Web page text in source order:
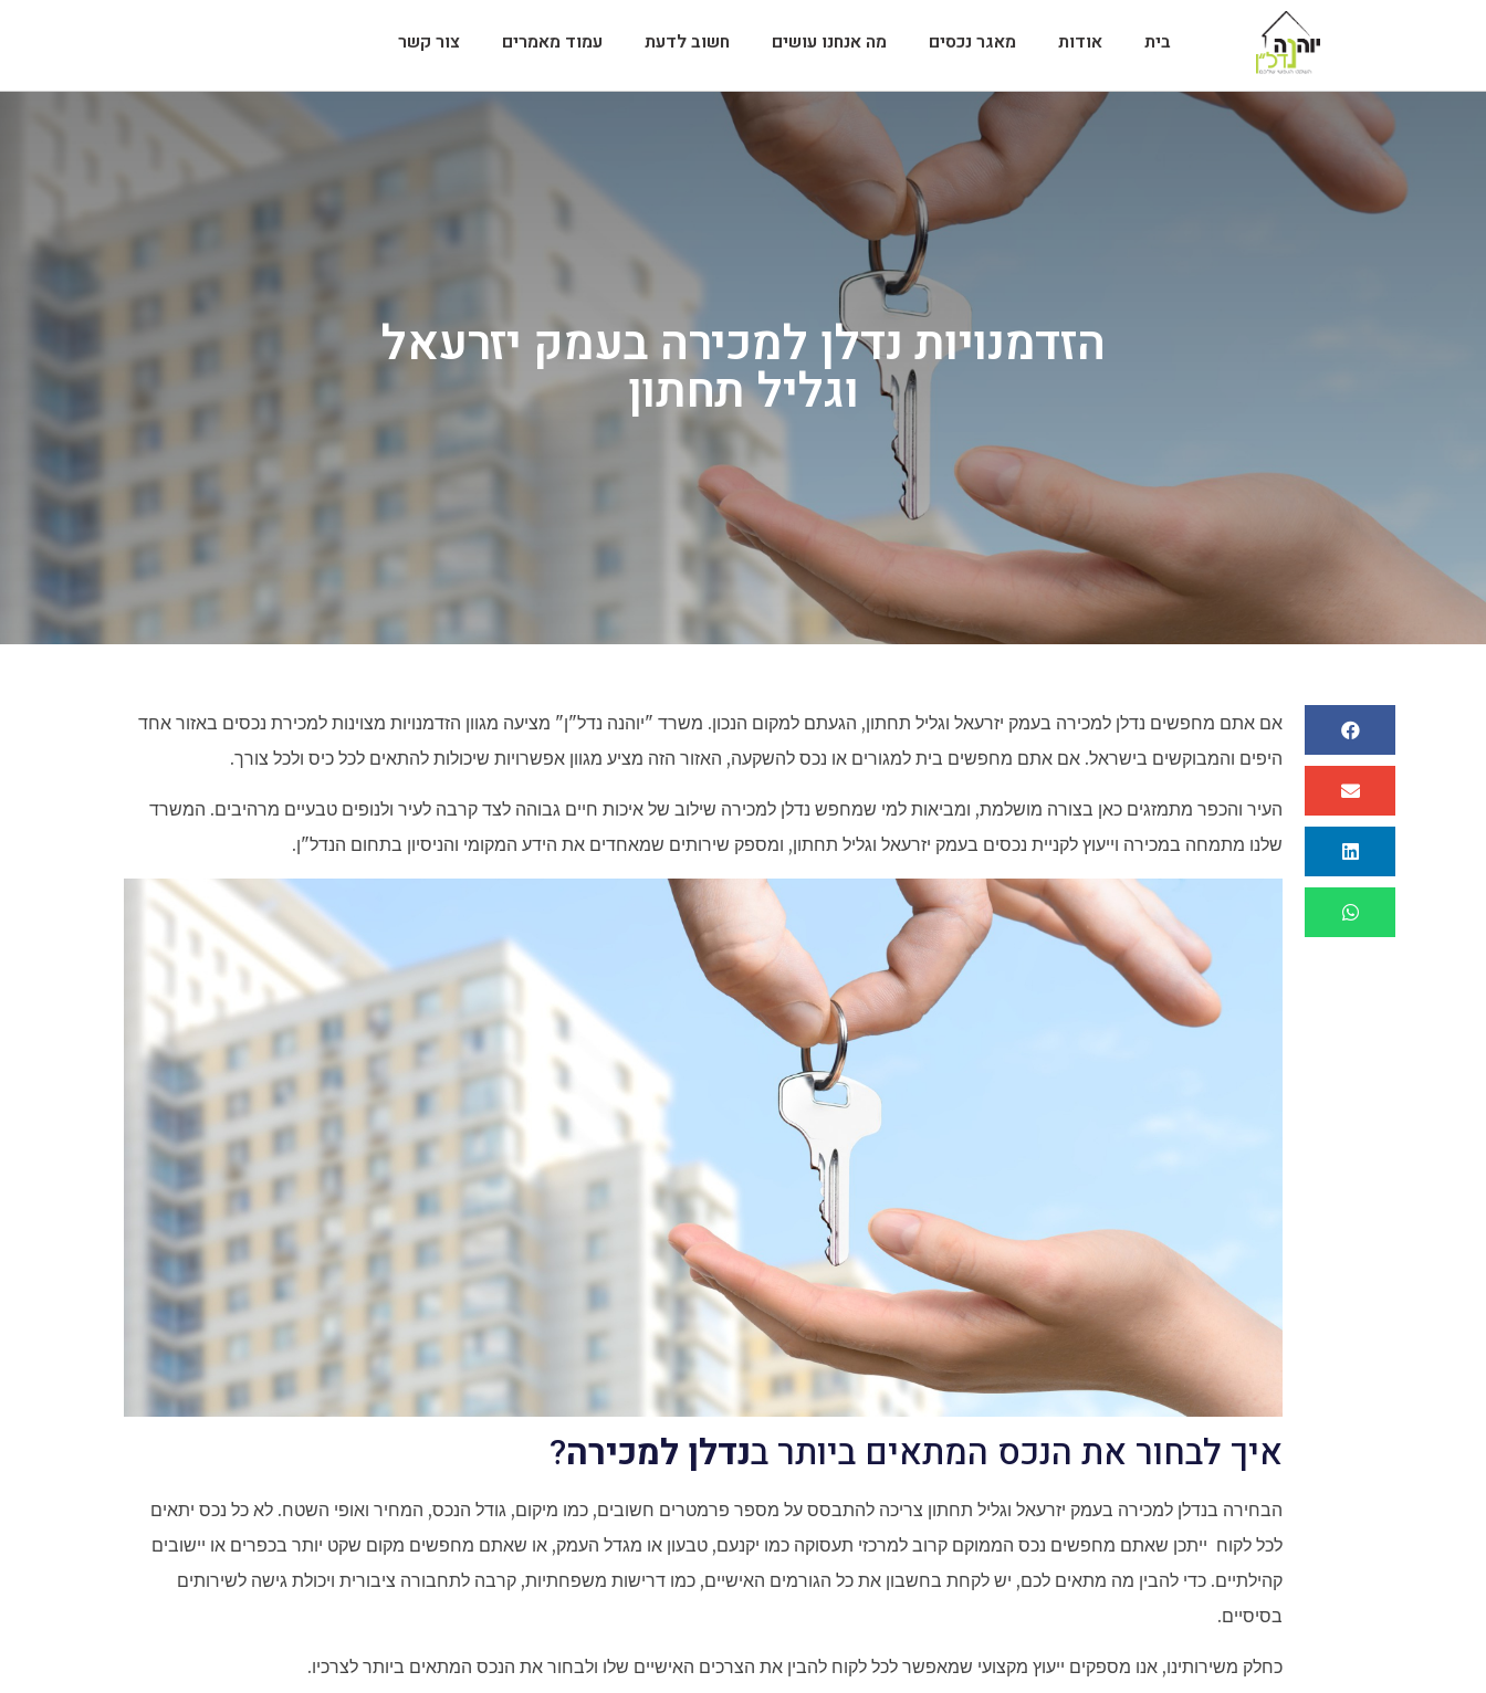
בית אודות מאגר נכסים מה אנחנו עושים חשוב לדעת עמוד מאמרים צור קשר
הזדמנויות נדלן למכירה בעמק יזרעאל
וגליל תחתון
אם אתם מחפשים נדלן למכירה בעמק יזרעאל וגליל תחתון, הגעתם למקום הנכון. משרד "יוהנה נדל"ן" מציעה מגוון הזדמנויות מצוינות למכירת נכסים באזור אחד
היפים והמבוקשים בישראל. אם אתם מחפשים בית למגורים או נכס להשקעה, האזור הזה מציע מגוון אפשרויות שיכולות להתאים לכל כיס ולכל צורך.
העיר והכפר מתמזגים כאן בצורה מושלמת, ומביאות למי שמחפש נדלן למכירה שילוב של איכות חיים גבוהה לצד קרבה לעיר ולנופים טבעיים מרהיבים. המשרד
שלנו מתמחה במכירה וייעוץ לקניית נכסים בעמק יזרעאל וגליל תחתון, ומספק שירותים שמאחדים את הידע המקומי והניסיון בתחום הנדל"ן.
איך לבחור את הנכס המתאים ביותר בנדלן למכירה?
הבחירה בנדלן למכירה בעמק יזרעאל וגליל תחתון צריכה להתבסס על מספר פרמטרים חשובים, כמו מיקום, גודל הנכס, המחיר ואופי השטח. לא כל נכס יתאים
לכל לקוח ייתכן שאתם מחפשים נכס הממוקם קרוב למרכזי תעסוקה כמו יקנעם, טבעון או מגדל העמק, או שאתם מחפשים מקום שקט יותר בכפרים או יישובים
קהילתיים. כדי להבין מה מתאים לכם, יש לקחת בחשבון את כל הגורמים האישיים, כמו דרישות משפחתיות, קרבה לתחבורה ציבורית ויכולת גישה לשירותים
בסיסיים.
כחלק משירותינו, אנו מספקים ייעוץ מקצועי שמאפשר לכל לקוח להבין את הצרכים האישיים שלו ולבחור את הנכס המתאים ביותר לצרכיו.